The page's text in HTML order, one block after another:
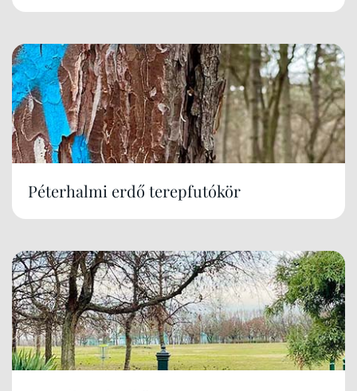
Péterhalmi erdő terepfutókör